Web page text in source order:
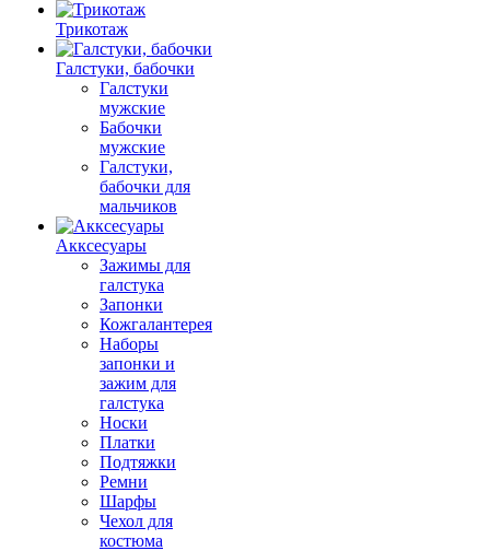
Трикотаж
Галстуки, бабочки
Галстуки
мужские
Бабочки
мужские
Галстуки,
бабочки для
мальчиков
Акксесуары
Зажимы для
галстука
Запонки
Кожгалантерея
Наборы
запонки и
зажим для
галстука
Носки
Платки
Подтяжки
Ремни
Шарфы
Чехол для
костюма